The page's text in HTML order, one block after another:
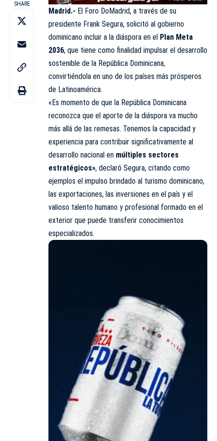
SHARE
Madrid.- El Foro DoMadrid, a través de su
presidente Frank Segura, solicitó al gobierno
dominicano incluir a la diáspora en el Plan Meta
2036, que tiene como finalidad impulsar el desarrollo
sostenible de la República Dominicana,
convirtiéndola en uno de los países más prósperos
de Latinoamérica.
«Es momento de que la República Dominicana
reconozca que el aporte de la diáspora va mucho
más allá de las remesas. Tenemos la capacidad y
experiencia para contribuir significativamente al
desarrollo nacional en múltiples sectores
estratégicos», declaró Segura, citando como
ejemplos el impulso brindado al turismo dominicano,
las exportaciones, las inversiones en el país y el
valioso talento humano y profesional formado en el
exterior que puede transferir conocimientos
especializados.